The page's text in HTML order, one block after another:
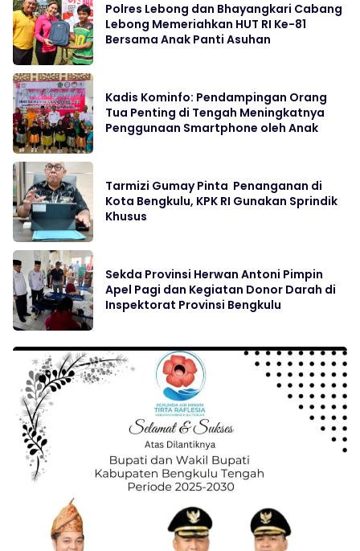
Polres Lebong dan Bhayangkari Cabang
Lebong Memeriahkan HUT RI Ke-81
Bersama Anak Panti Asuhan
Kadis Kominfo: Pendampingan Orang
Tua Penting di Tengah Meningkatnya
Penggunaan Smartphone oleh Anak
Tarmizi Gumay Pinta Penanganan di
Kota Bengkulu, KPK RI Gunakan Sprindik
Khusus
Sekda Provinsi Herwan Antoni Pimpin
Apel Pagi dan Kegiatan Donor Darah di
Inspektorat Provinsi Bengkulu